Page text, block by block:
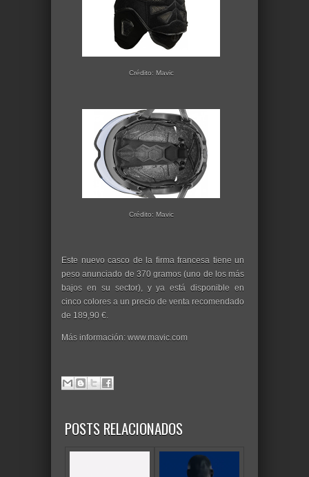
Crédito: Mavic
Crédito: Mavic
Este nuevo casco de la firma francesa tiene un
peso anunciado de 370 gramos (uno de los más
bajos en su sector), y ya está disponible en
cinco colores a un precio de venta recomendado
de 189,90 €.
Más información: www.mavic.com
POSTS RELACIONADOS